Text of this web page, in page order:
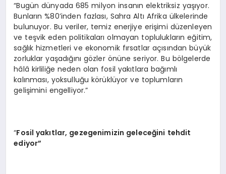
“Bugün dünyada 685 milyon insanın elektriksiz yaşıyor.
Bunların %80’inden fazlası, Sahra Altı Afrika ülkelerinde
bulunuyor. Bu veriler, temiz enerjiye erişimi düzenleyen
ve teşvik eden politikaları olmayan toplulukların eğitim,
sağlık hizmetleri ve ekonomik fırsatlar açısından büyük
zorluklar yaşadığını gözler önüne seriyor. Bu bölgelerde
hâlâ kirliliğe neden olan fosil yakıtlara bağımlı
kalınması, yoksulluğu körüklüyor ve toplumların
gelişimini engelliyor.”
“Fosil yakıtlar, gezegenimizin geleceğini tehdit
ediyor”